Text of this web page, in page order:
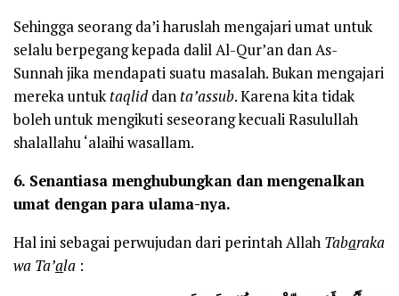
Sehingga seorang da’i haruslah mengajari umat untuk
selalu berpegang kepada dalil Al-Qur’an dan As-
Sunnah jika mendapati suatu masalah. Bukan mengajari
mereka untuktaqlid dan ta’assub. Karena kita tidak
boleh untuk mengikuti seseorang kecuali Rasulullah
shalallahu ‘alaihi wasallam.
6. Senantiasa menghubungkan dan mengenalkan
umat dengan para ulama-nya.
Hal ini sebagai perwujudan dari perintah Allah Tabaraka
wa Ta’ala :